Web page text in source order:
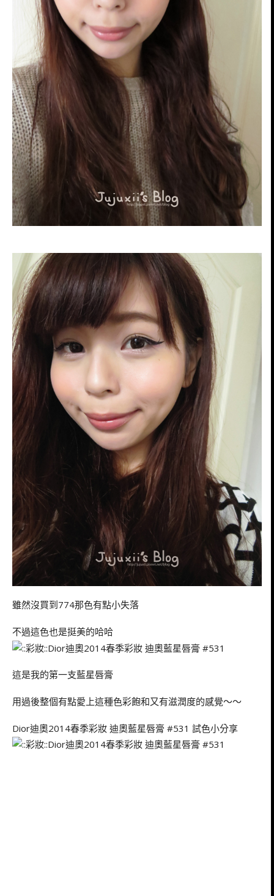
雖然沒買到774那色有點小失落
不過這色也是挺美的哈哈
這是我的第一支藍星唇膏
用過後整個有點愛上這種色彩飽和又有滋潤度的感覺～～
Dior迪奧2014春季彩妝 迪奧藍星唇膏 #531 試色小分享